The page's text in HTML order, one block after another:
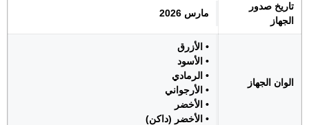
تاريخ صدور
الجهاز
مارس 2026
الوان الجهاز
• الأزرق
• الأسود
• الرمادي
• الأرجواني
• الأخضر
• الأخضر (داكن)